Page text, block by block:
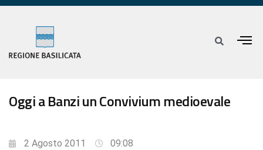
Oggi a Banzi un Convivium medioevale
2 Agosto 2011 09:08